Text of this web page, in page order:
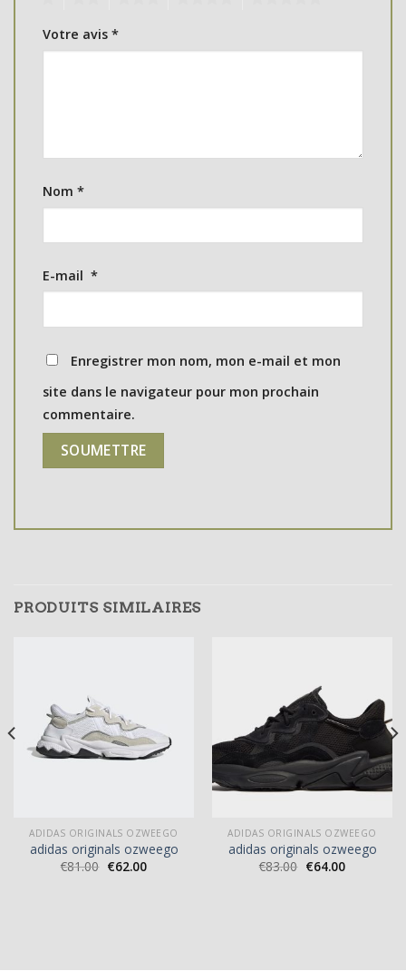
Votre avis *
Nom *
E-mail *
Enregistrer mon nom, mon e-mail et mon
site dans le navigateur pour mon prochain
commentaire.
PRODUITS SIMILAIRES
ADIDAS ORIGINALS OZWEEGO
adidas originals ozweego
€81.00 €62.00
ADIDAS ORIGINALS OZWEEGO
adidas originals ozweego
€83.00 €64.00